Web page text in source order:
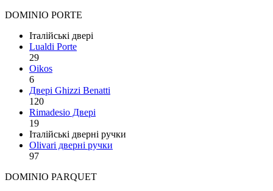
DOMINIO PORTE
Італійські двері
Lualdi Porte
29
Oikos
6
Двері Ghizzi Benatti
120
Rimadesio Двері
19
Італійські дверні ручки
Olivari дверні ручки
97
DOMINIO PARQUET